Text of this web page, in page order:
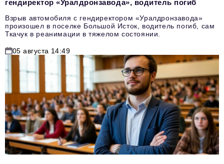
гендиректор «Уралдронзавода», водитель погиб
Взрыв автомобиля с гендиректором «Уралдронзавода»
произошел в поселке Большой Исток, водитель погиб, сам
Ткачук в реанимации в тяжелом состоянии.
05 августа 14:49